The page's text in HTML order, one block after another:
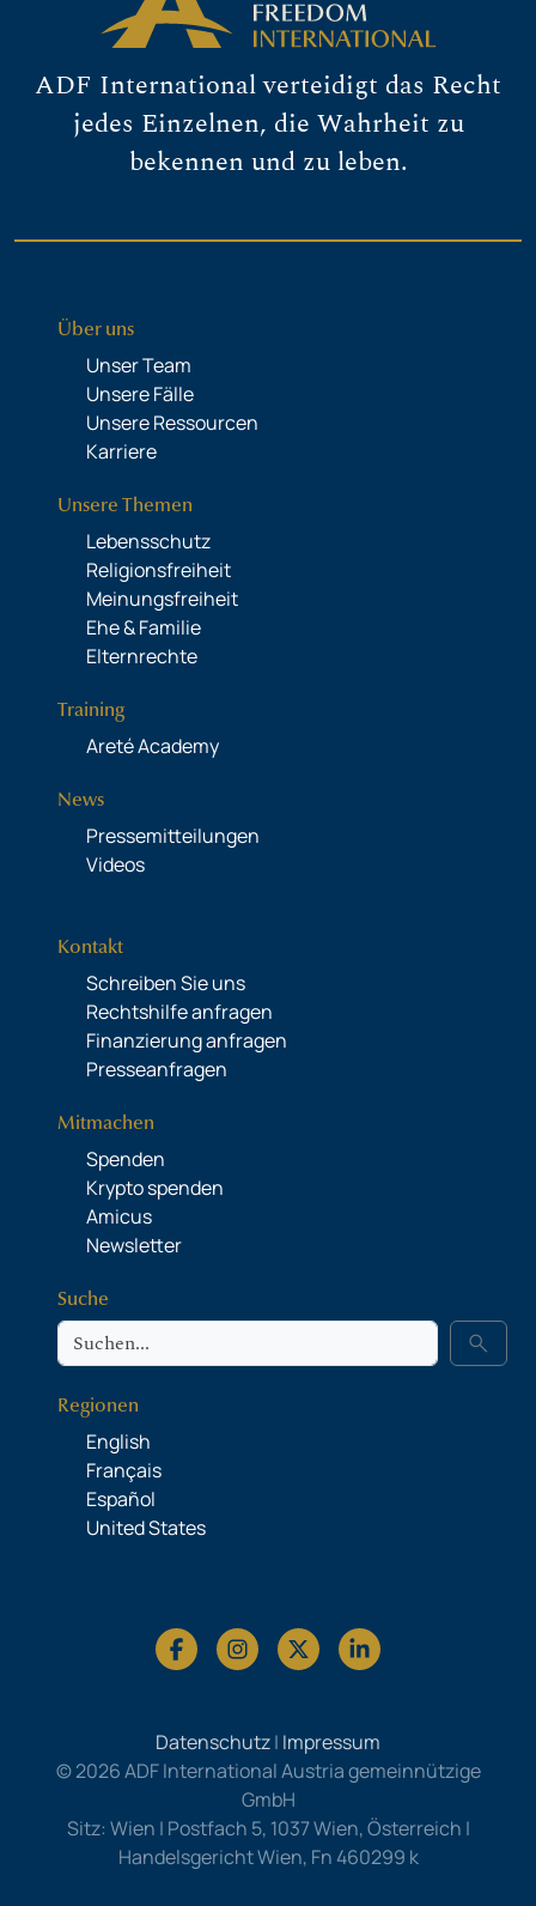
ADF International verteidigt das Recht
jedes Einzelnen, die Wahrheit zu
bekennen und zu leben.
Über uns
Unser Team
Unsere Fälle
Unsere Ressourcen
Karriere
Unsere Themen
Lebensschutz
Religionsfreiheit
Meinungsfreiheit
Ehe & Familie
Elternrechte
Training
Areté Academy
News
Pressemitteilungen
Videos
Kontakt
Schreiben Sie uns
Rechtshilfe anfragen
Finanzierung anfragen
Presseanfragen
Mitmachen
Spenden
Krypto spenden
Amicus
Newsletter
Suche
Suche search
Regionen
English
Français
Español
United States
Datenschutz| Impressum
© 2026 ADF International Austria gemeinnützige
GmbH
Sitz: Wien | Postfach 5, 1037 Wien, Österreich |
Handelsgericht Wien, Fn 460299 k